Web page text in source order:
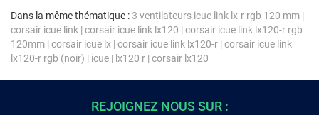
Dans la même thématique : 3 ventilateurs icue link lx-r rgb 120 mm |
corsair icue link | corsair icue link lx120 | corsair icue link lx120-r rgb
120mm | corsair icue lx | corsair icue link lx120-r | corsair icue link
lx120-r rgb (noir) | icue | lx120 r | corsair lx120
REJOIGNEZ NOUS SUR :